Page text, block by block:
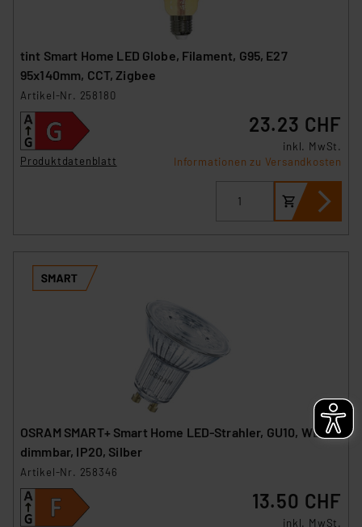
tint Smart Home LED Globe, Filament, G95, E27
95x140mm, CCT, Zigbee
Artikel-Nr. 258180
Produktdatenblatt
23.23 CHF
inkl. MwSt.
Informationen zu Versandkosten
OSRAM SMART+ Smart Home LED-Strahler, GU10, WLAN,
dimmbar, IP20, Silber
Artikel-Nr. 258346
13.50 CHF
inkl. MwSt.